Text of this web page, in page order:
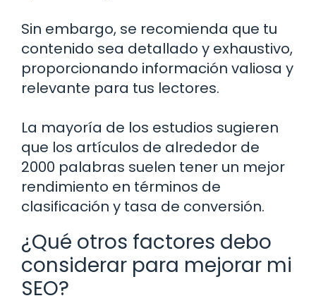
Sin embargo, se recomienda que tu
contenido sea detallado y exhaustivo,
proporcionando información valiosa y
relevante para tus lectores.
La mayoría de los estudios sugieren
que los artículos de alrededor de
2000 palabras suelen tener un mejor
rendimiento en términos de
clasificación y tasa de conversión.
¿Qué otros factores debo
considerar para mejorar mi
SEO?